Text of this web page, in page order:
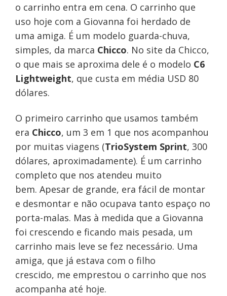
o carrinho entra em cena. O carrinho que
uso hoje com a Giovanna foi herdado de
uma amiga. É um modelo guarda-chuva,
simples, da marca Chicco. No site da Chicco,
o que mais se aproxima dele é o modelo C6
Lightweight, que custa em média USD 80
dólares.
O primeiro carrinho que usamos também
era Chicco, um 3 em 1 que nos acompanhou
por muitas viagens (TrioSystem Sprint, 300
dólares, aproximadamente). É um carrinho
completo que nos atendeu muito
bem. Apesar de grande, era fácil de montar
e desmontar e não ocupava tanto espaço no
porta-malas. Mas à medida que a Giovanna
foi crescendo e ficando mais pesada, um
carrinho mais leve se fez necessário. Uma
amiga, que já estava com o filho
crescido, me emprestou o carrinho que nos
acompanha até hoje.